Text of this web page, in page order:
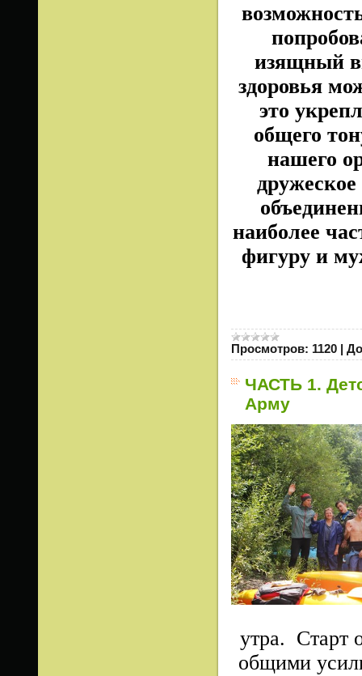
изящный
здоровья
это
общего
нашего
наиболее
фигуру и
Просмотров: 1120 |
ЧАСТЬ 1.
Арму
утра. Старт
общими